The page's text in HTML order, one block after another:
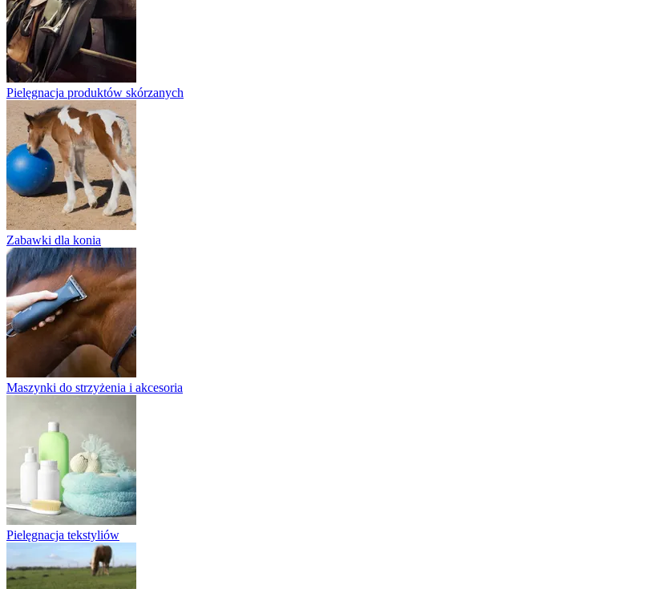
Pielęgnacja produktów skórzanych
Zabawki dla konia
Maszynki do strzyżenia i akcesoria
Pielęgnacja tekstyliów